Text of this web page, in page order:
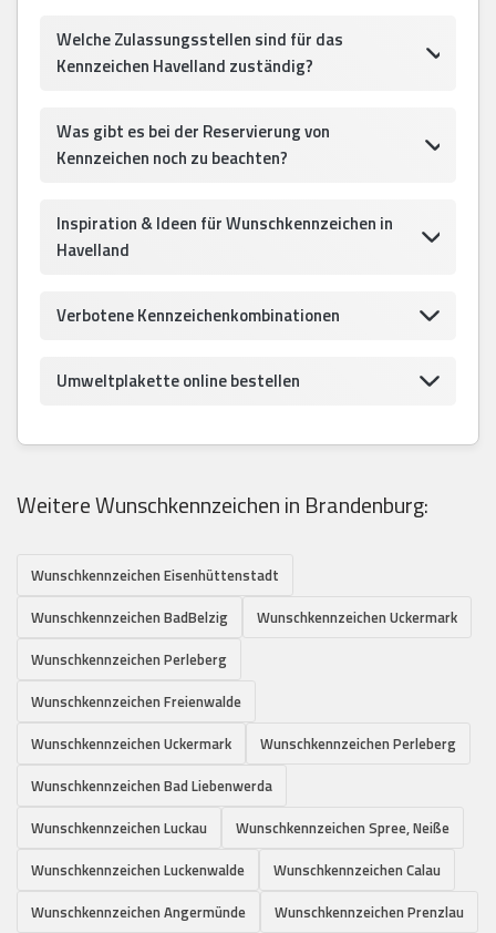
Welche Zulassungsstellen sind für das
Kennzeichen Havelland zuständig?
Was gibt es bei der Reservierung von
Kennzeichen noch zu beachten?
Inspiration & Ideen für Wunschkennzeichen in
Havelland
Verbotene Kennzeichenkombinationen
Umweltplakette online bestellen
Weitere Wunschkennzeichen in Brandenburg:
Wunschkennzeichen Eisenhüttenstadt
Wunschkennzeichen BadBelzig
Wunschkennzeichen Uckermark
Wunschkennzeichen Perleberg
Wunschkennzeichen Freienwalde
Wunschkennzeichen Uckermark
Wunschkennzeichen Perleberg
Wunschkennzeichen Bad Liebenwerda
Wunschkennzeichen Luckau
Wunschkennzeichen Spree, Neiße
Wunschkennzeichen Luckenwalde
Wunschkennzeichen Calau
Wunschkennzeichen Angermünde
Wunschkennzeichen Prenzlau